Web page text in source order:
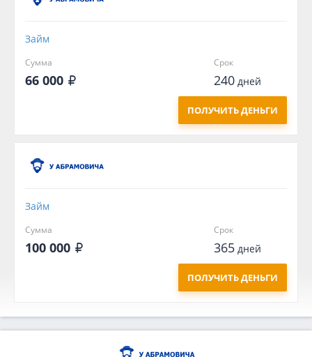
Займ
Сумма
66 000
Срок
240дней
ПОЛУЧИТЬ ДЕНЬГИ
Займ
Сумма
100 000
Срок
365дней
ПОЛУЧИТЬ ДЕНЬГИ